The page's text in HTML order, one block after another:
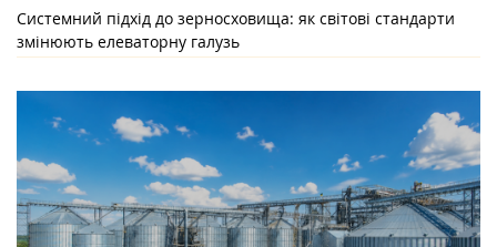
Системний підхід до зерносховища: як світові стандарти
змінюють елеваторну галузь